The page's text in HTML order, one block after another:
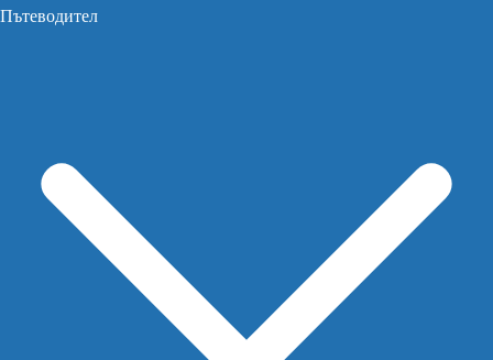
Пътеводител